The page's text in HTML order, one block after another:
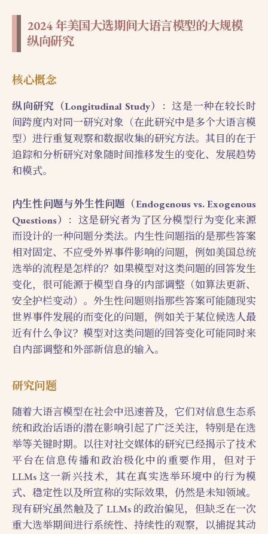
2024 年美国大选期间大语言模型的大规模
纵向研究
核心概念
纵向研究（Longitudinal Study）
：这是一种在较长时
间跨度内对同一研究对象（在此研究中是多个大语言模
型）进行重复观察和数据收集的研究方法。其目的在于
追踪和分析研究对象随时间推移发生的变化、发展趋势
和模式。
内生性问题与外生性问题（Endogenous vs. Exogenous
Questions）
：这是研究者为了区分模型行为变化来源
而设计的一种问题分类法。内生性问题指的是那些答案
相对固定、不应受外界事件影响的问题，例如美国总统
选举的流程是怎样的？如果模型对这类问题的回答发生
变化，很可能源于模型自身的内部调整（如算法更新、
安全护栏变动）。外生性问题则指那些答案可能随现实
世界事件发展的而变化的问题，例如关于某位候选人最
近有什么争议？模型对这类问题的回答变化可能同时来
自内部调整和外部新信息的输入。
研究问题
随着大语言模型在社会中迅速普及，它们对信息生态系
统和政治话语的潜在影响引起了广泛关注，特别是在选
举等关键时期。以往对社交媒体的研究已经揭示了技术
平台在信息传播和政治极化中的重要作用，但对于
LLMs 这一新兴技术，其在真实选举环境中的行为模
式、稳定性以及所宣称的实际效果，仍然是未知领域。
现有研究虽然触及了 LLMs 的政治偏见，但缺乏在一次
重大选举期间进行系统性、持续性的观察，以捕捉其动